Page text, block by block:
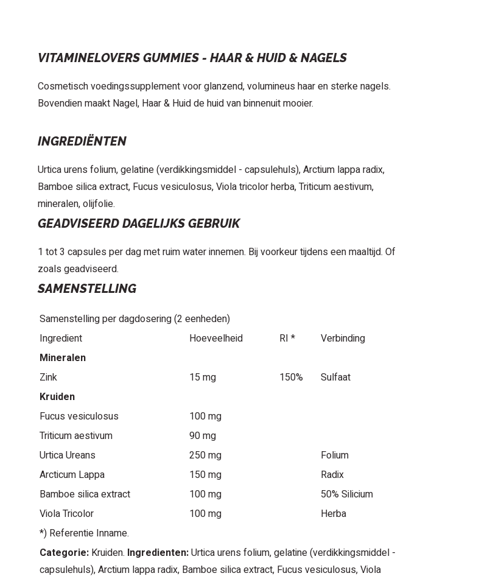
VITAMINELOVERS GUMMIES - HAAR & HUID & NAGELS
Cosmetisch voedingssupplement voor glanzend, volumineus haar en sterke nagels.
Bovendien maakt Nagel, Haar & Huid de huid van binnenuit mooier.
INGREDIËNTEN
Urtica urens folium, gelatine (verdikkingsmiddel - capsulehuls), Arctium lappa radix,
Bamboe silica extract, Fucus vesiculosus, Viola tricolor herba, Triticum aestivum,
mineralen, olijfolie.
GEADVISEERD DAGELIJKS GEBRUIK
1 tot 3 capsules per dag met ruim water innemen. Bij voorkeur tijdens een maaltijd. Of
zoals geadviseerd.
SAMENSTELLING
Samenstelling per dagdosering (2 eenheden)
Ingredient
Hoeveelheid RI *
Verbinding
Mineralen
Zink
15 mg 150%
Sulfaat
Kruiden
Fucus vesiculosus
100 mg
Triticum aestivum
90 mg
Urtica Ureans
250 mg
Folium
Arcticum Lappa
150 mg
Radix
Bamboe silica extract
100 mg
50% Silicium
Viola Tricolor
100 mg
Herba
*) Referentie Inname.
Categorie: Kruiden. Ingredienten:Urtica urens folium, gelatine (verdikkingsmiddel -
capsulehuls), Arctium lappa radix, Bamboe silica extract, Fucus vesiculosus, Viola